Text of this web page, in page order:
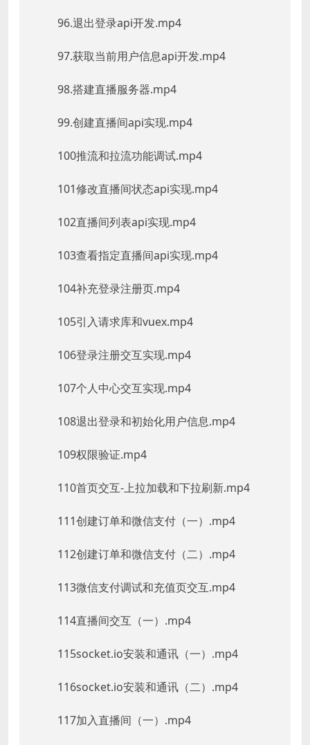
96.退出登录api开发.mp4
97.获取当前用户信息api开发.mp4
98.搭建直播服务器.mp4
99.创建直播间api实现.mp4
100推流和拉流功能调试.mp4
101修改直播间状态api实现.mp4
102直播间列表api实现.mp4
103查看指定直播间api实现.mp4
104补充登录注册页.mp4
105引入请求库和vuex.mp4
106登录注册交互实现.mp4
107个人中心交互实现.mp4
108退出登录和初始化用户信息.mp4
109权限验证.mp4
110首页交互-上拉加载和下拉刷新.mp4
111创建订单和微信支付（一）.mp4
112创建订单和微信支付（二）.mp4
113微信支付调试和充值页交互.mp4
114直播间交互（一）.mp4
115socket.io安装和通讯（一）.mp4
116socket.io安装和通讯（二）.mp4
117加入直播间（一）.mp4